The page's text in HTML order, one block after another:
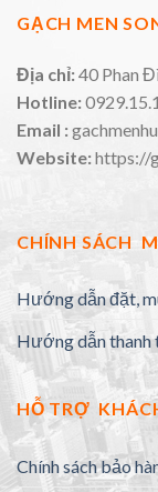
GẠCH MEN
Địa chỉ:40 Phan
Hotline:
Email :
Website:https://
CHÍNH SÁCH
Hướng dẫn đặt,
Hướng dẫn thanh
HỖ TRỢ
Chính sách bảo